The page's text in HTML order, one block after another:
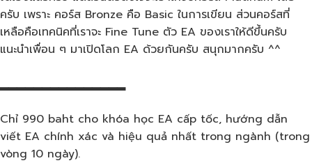
ครับ เพราะ คอร์ส Bronze คือ Basic ในการเขียน ส่วนคอร์สที่
เหลือคือเทคนิคที่เราจะ Fine Tune ตัว EA ของเราให้ดีขึ้นครับ
แนะนำเพื่อน ๆ มาเปิดโลก EA ด้วยกันครับ สนุกมากครับ ^^
▂▂▂▂▂▂▂▂▂▂▂▂▂▂▂
Chỉ 990 baht cho khóa học EA cấp tốc, hướng dẫn
viết EA chính xác và hiệu quả nhất trong ngành (trong
vòng 10 ngày).